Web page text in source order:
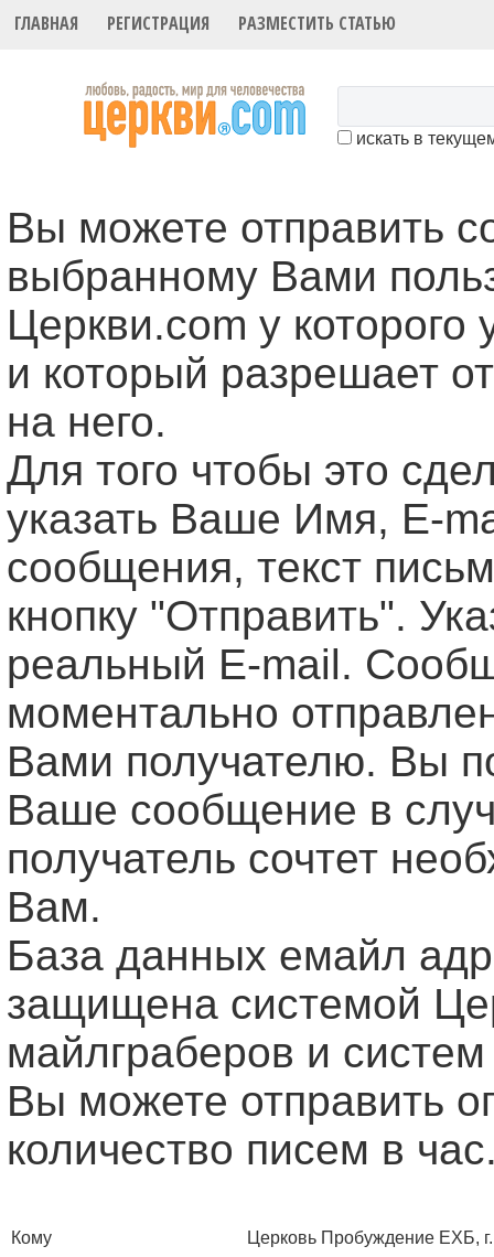
ГЛАВНАЯ РЕГИСТРАЦИЯ РАЗМЕСТИТЬ СТАТЬЮ
искать в
Вы можете отправить
выбранному Вами
Церкви.com у которого
и который разрешает
на него.
Для того чтобы это
указать Ваше Имя, Е-
сообщения, текст
кнопку "Отправить".
реальный E-mail.
моментально
Вами получателю. Вы
Ваше сообщение в
получатель сочтет
Вам.
База данных емайл
защищена системой
майлграберов и
Вы можете отправить
количество писем в
Кому Церковь Пробуждение ЕХБ,